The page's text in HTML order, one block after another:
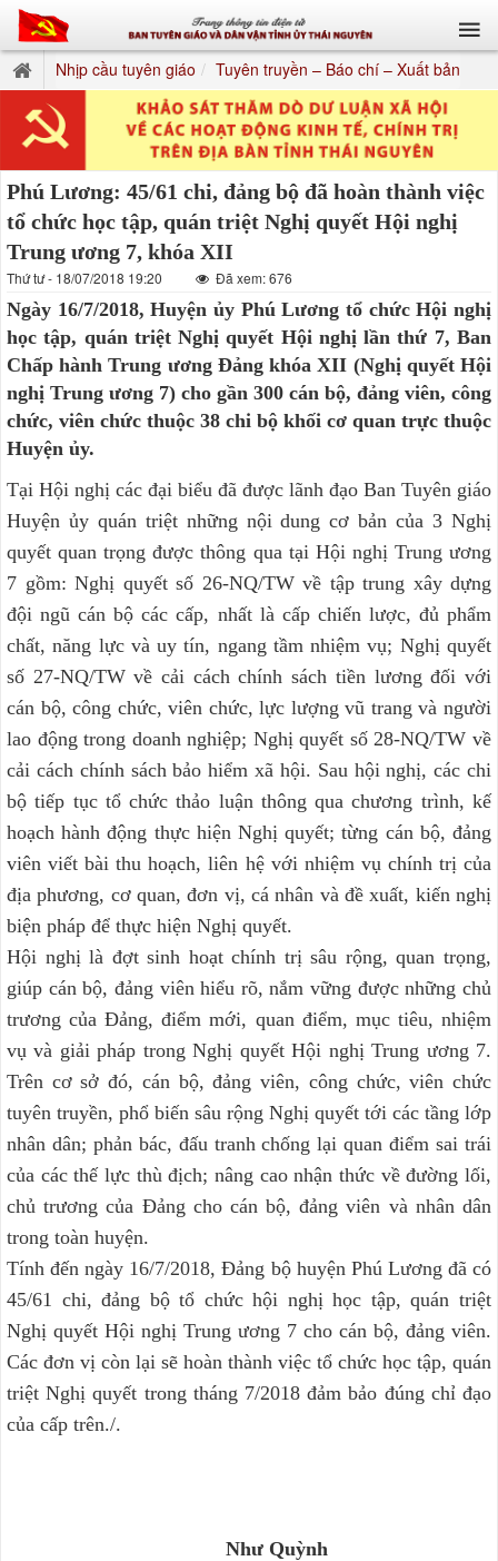
Nhịp cầu tuyên giáo Tuyên truyền – Báo chí – Xuất bản
Phú Lương: 45/61 chi, đảng bộ đã hoàn thành việc
tổ chức học tập, quán triệt Nghị quyết Hội nghị
Trung ương 7, khóa XII
Thứ tư - 18/07/2018 19:20 Đã xem: 676
Ngày 16/7/2018, Huyện ủy Phú Lương tổ chức Hội nghị
học tập, quán triệt Nghị quyết Hội nghị lần thứ 7, Ban
Chấp hành Trung ương Đảng khóa XII (Nghị quyết Hội
nghị Trung ương 7) cho gần 300 cán bộ, đảng viên, công
chức, viên chức thuộc 38 chi bộ khối cơ quan trực thuộc
Huyện ủy.
Tại Hội nghị các đại biểu đã được lãnh đạo Ban Tuyên giáo
Huyện ủy quán triệt những nội dung cơ bản của 3 Nghị
quyết quan trọng được thông qua tại Hội nghị Trung ương
7 gồm: Nghị quyết số 26-NQ/TW về tập trung xây dựng
đội ngũ cán bộ các cấp, nhất là cấp chiến lược, đủ phẩm
chất, năng lực và uy tín, ngang tầm nhiệm vụ; Nghị quyết
số 27-NQ/TW về cải cách chính sách tiền lương đối với
cán bộ, công chức, viên chức, lực lượng vũ trang và người
lao động trong doanh nghiệp; Nghị quyết số 28-NQ/TW về
cải cách chính sách bảo hiểm xã hội. Sau hội nghị, các chi
bộ tiếp tục tổ chức thảo luận thông qua chương trình, kế
hoạch hành động thực hiện Nghị quyết; từng cán bộ, đảng
viên viết bài thu hoạch, liên hệ với nhiệm vụ chính trị của
địa phương, cơ quan, đơn vị, cá nhân và đề xuất, kiến nghị
biện pháp để thực hiện Nghị quyết.
Hội nghị là đợt sinh hoạt chính trị sâu rộng, quan trọng,
giúp cán bộ, đảng viên hiểu rõ, nắm vững được những chủ
trương của Đảng, điểm mới, quan điểm, mục tiêu, nhiệm
vụ và giải pháp trong Nghị quyết Hội nghị Trung ương 7.
Trên cơ sở đó, cán bộ, đảng viên, công chức, viên chức
tuyên truyền, phổ biến sâu rộng Nghị quyết tới các tầng lớp
nhân dân; phản bác, đấu tranh chống lại quan điểm sai trái
của các thế lực thù địch; nâng cao nhận thức về đường lối,
chủ trương của Đảng cho cán bộ, đảng viên và nhân dân
trong toàn huyện.
Tính đến ngày 16/7/2018, Đảng bộ huyện Phú Lương đã có
45/61 chi, đảng bộ tổ chức hội nghị học tập, quán triệt
Nghị quyết Hội nghị Trung ương 7 cho cán bộ, đảng viên.
Các đơn vị còn lại sẽ hoàn thành việc tổ chức học tập, quán
triệt Nghị quyết trong tháng 7/2018 đảm bảo đúng chỉ đạo
của cấp trên./.
Như Quỳnh